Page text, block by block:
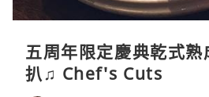
五周年限定慶典乾式
扒♫ Chef's Cuts